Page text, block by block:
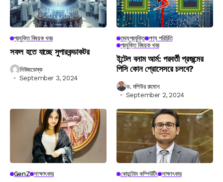
প্রযুক্তি বিষয়ক খবর
সফল হতে যাচ্ছে সুপারকন্ডাকটর
নিউজডেস্ক
September 3, 2024
তথ্যপ্রযুক্তি পণ্য পরিচিতি
প্রযুক্তি বিষয়ক খবর
ইন্টেল বনাম আর্ম: পরবর্তী প্রজন্মের
পিসি কোন প্রোসেসরে চলবে?
ড. মশিউর রহমান
September 2, 2024
GenZ সাক্ষাৎকার কোয়ান্টাম কম্পিউটিং সাক্ষাৎকার